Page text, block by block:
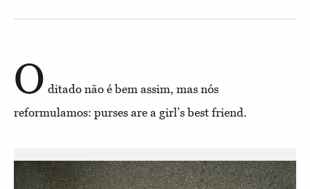
O ditado não é bem assim, mas nós
reformulamos: purses are a girl’s best friend.